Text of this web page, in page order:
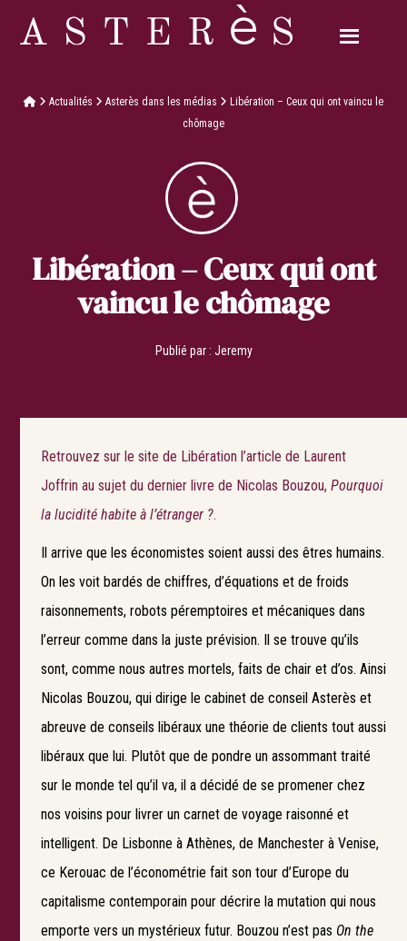
Actualités Asterès dans les médias
Libération – Ceux qui ont vaincu le
chômage
Libération – Ceux qui ont
vaincu le chômage
Publié par : Jeremy
Retrouvez sur le site de Libération l’article de Laurent
Joffrin au sujet du dernier livre de Nicolas Bouzou, Pourquoi
la lucidité habite à l’étranger ?.
Il arrive que les économistes soient aussi des êtres humains.
On les voit bardés de chiffres, d’équations et de froids
raisonnements, robots péremptoires et mécaniques dans
l’erreur comme dans la juste prévision. Il se trouve qu’ils
sont, comme nous autres mortels, faits de chair et d’os. Ainsi
Nicolas Bouzou, qui dirige le cabinet de conseil Asterès et
abreuve de conseils libéraux une théorie de clients tout aussi
libéraux que lui. Plutôt que de pondre un assommant traité
sur le monde tel qu’il va, il a décidé de se promener chez
nos voisins pour livrer un carnet de voyage raisonné et
intelligent. De Lisbonne à Athènes, de Manchester à Venise,
ce Kerouac de l’économétrie fait son tour d’Europe du
capitalisme contemporain pour décrire la mutation qui nous
emporte vers un mystérieux futur. Bouzou n’est pas On the